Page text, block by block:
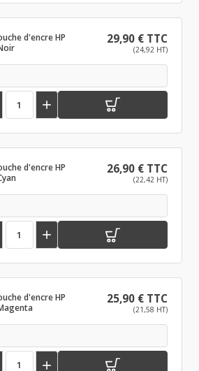
d'encre HP
29,90 € TTC
(24,92 HT)

d'encre HP
26,90 € TTC
(22,42 HT)

d'encre HP
25,90 € TTC
(21,58 HT)
